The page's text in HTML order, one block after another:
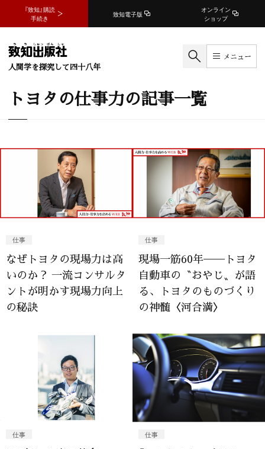
『致知』購読
手続き
致知電子版
オンライン
ショップ
人間学を探究して四十八年
メニュー
トヨタの仕事力の記事一覧
仕事
なぜトヨタの現場力は高
いのか？ 一流コンサルタ
ントが明かす現場力向上
の秘訣
仕事
現場一筋60年──トヨタ
自動車の〝おやじ〟が語
る、トヨタのものづくり
の神髄〈河合満〉
仕事 仕事